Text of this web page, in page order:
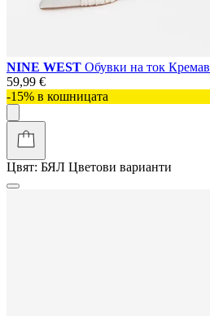
NINE WEST Обувки на ток Кремав
59,99 €
-15% в кошницата
Цвят: БЯЛ Цветови варианти